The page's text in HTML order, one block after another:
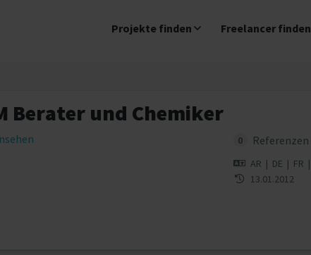
Projekte finden Freelancer finden
Berater und Chemiker
0 Referenzen
AR | DE | FR |
13.01.2012